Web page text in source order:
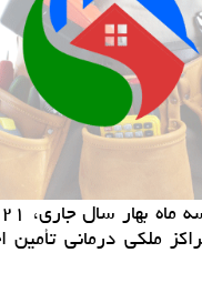
ملكی درمانی تأمین